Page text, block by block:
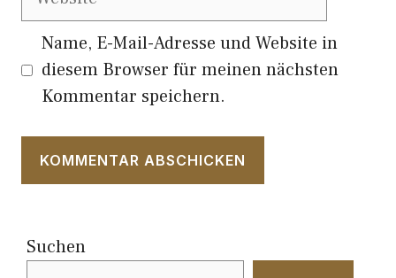
Name, E-Mail-Adresse und Website in
diesem Browser für meinen nächsten
Kommentar speichern.
Suchen